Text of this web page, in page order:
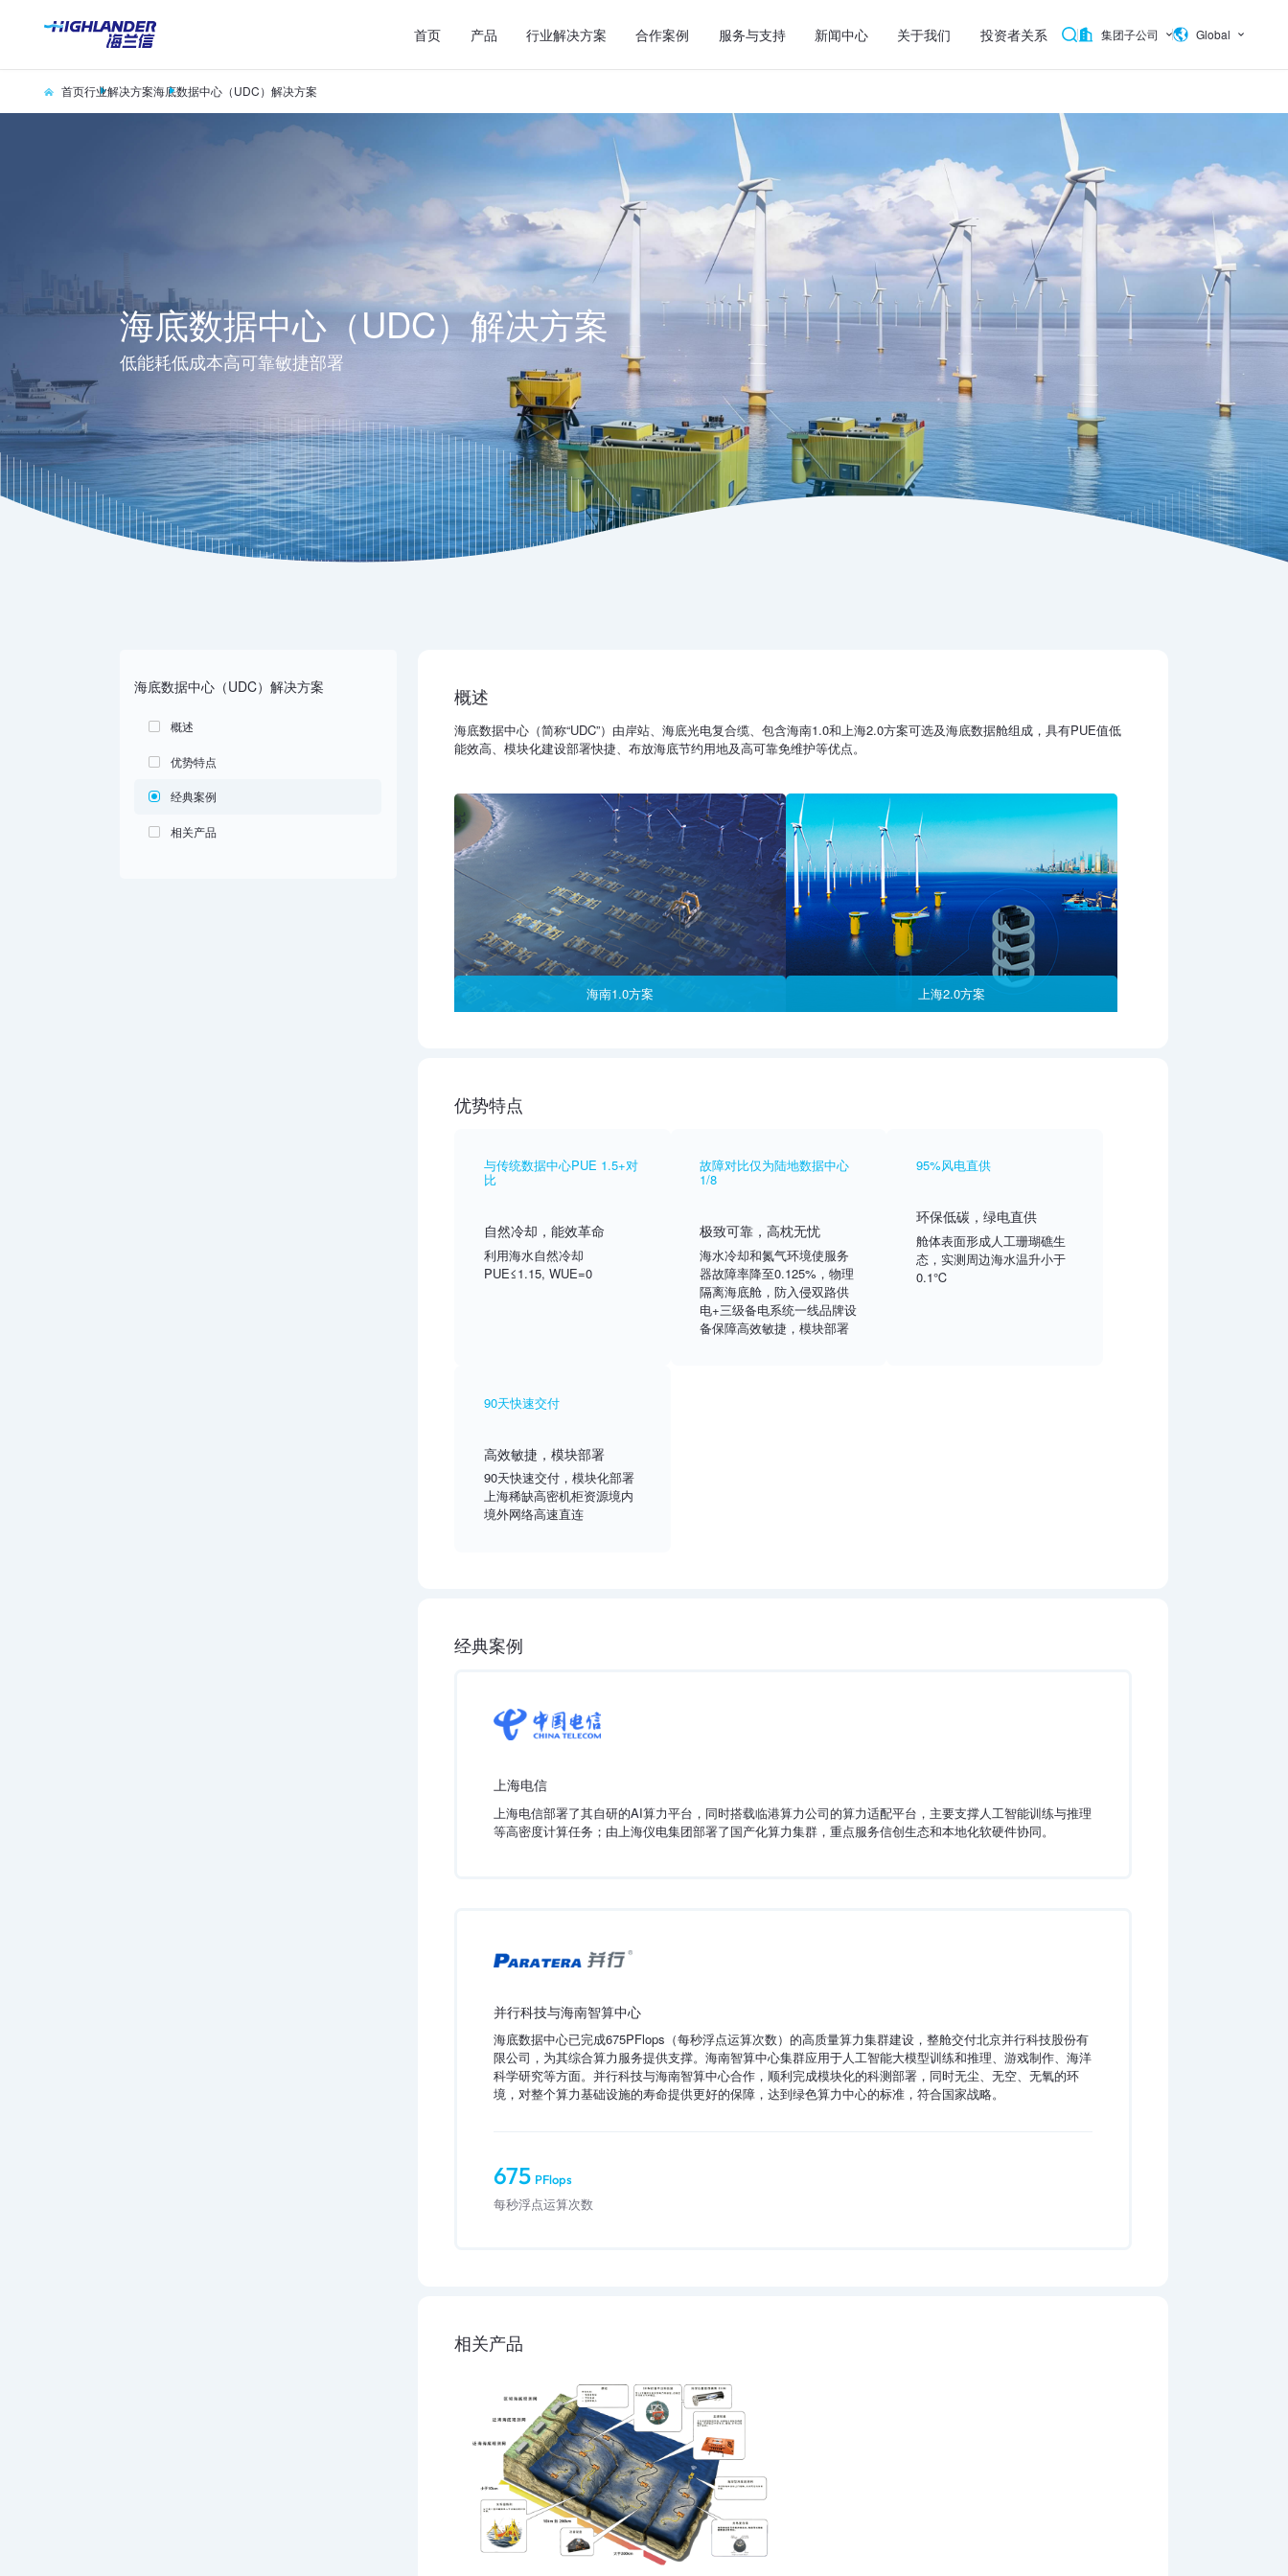
首页 产品 行业解决方案 合作案例 服务与支持 新闻中心 关于我们 投资者关系 集团子公司 Global
首页行业解决方案海底数据中心（UDC）解决方案
海底数据中心（UDC）解决方案
低能耗低成本高可靠敏捷部署
海底数据中心（UDC）解决方案
概述
优势特点
经典案例
相关产品
概述
海底数据中心（简称“UDC”）由岸站、海底光电复合缆、包含海南1.0和上海2.0方案可选及海底数据舱组成，具有PUE值低
能效高、模块化建设部署快捷、布放海底节约用地及高可靠免维护等优点。
海南1.0方案 上海2.0方案
优势特点
与传统数据中心PUE 1.5+对
比
自然冷却，能效革命
利用海水自然冷却
PUE≤1.15, WUE=0
故障对比仅为陆地数据中心
1/8
极致可靠，高枕无忧
海水冷却和氮气环境使服务
器故障率降至0.125%，物理
隔离海底舱，防入侵双路供
电+三级备电系统一线品牌设
备保障高效敏捷，模块部署
95%风电直供
环保低碳，绿电直供
舱体表面形成人工珊瑚礁生
态，实测周边海水温升小于
0.1℃
90天快速交付
高效敏捷，模块部署
90天快速交付，模块化部署
上海稀缺高密机柜资源境内
境外网络高速直连
经典案例
上海电信
上海电信部署了其自研的AI算力平台，同时搭载临港算力公司的算力适配平台，主要支撑人工智能训练与推理
等高密度计算任务；由上海仪电集团部署了国产化算力集群，重点服务信创生态和本地化软硬件协同。
并行科技与海南智算中心
海底数据中心已完成675PFlops（每秒浮点运算次数）的高质量算力集群建设，整舱交付北京并行科技股份有
限公司，为其综合算力服务提供支撑。海南智算中心集群应用于人工智能大模型训练和推理、游戏制作、海洋
科学研究等方面。并行科技与海南智算中心合作，顺利完成模块化的科测部署，同时无尘、无空、无氧的环
境，对整个算力基础设施的寿命提供更好的保障，达到绿色算力中心的标准，符合国家战略。
675 PFlops
每秒浮点运算次数
相关产品